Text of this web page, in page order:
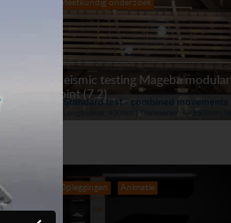
Meetkundig onderzoek
Seismic testing Mageba modular
joint (7.2)
Opleggingen Animatie